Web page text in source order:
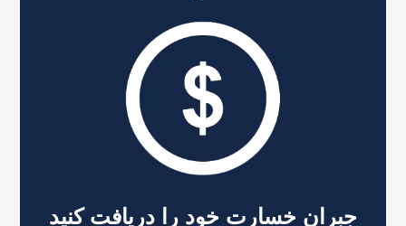
جبران خسارت خود را دریافت کنید